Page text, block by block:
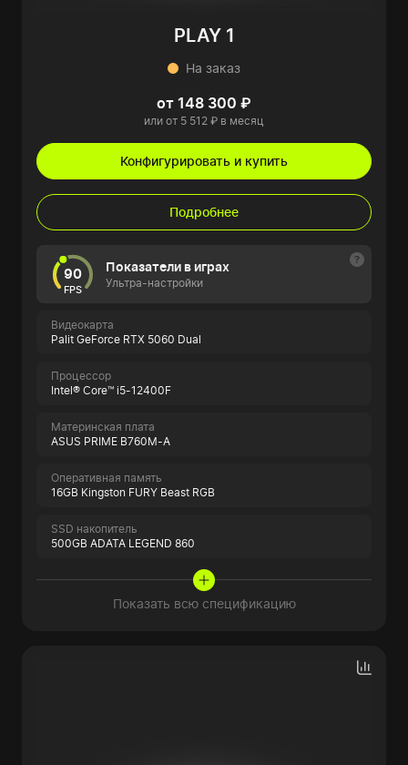
PLAY 1
На заказ
от 148 300 ₽
или от 5 512 ₽ в месяц
Конфигурировать и купить
Подробнее
90
FPS
Показатели в играх
Ультра-настройки
Видеокарта
Palit GeForce RTX 5060 Dual
Процессор
Intel® Core™ i5-12400F
Материнская плата
ASUS PRIME B760M-A
Оперативная память
16GB Kingston FURY Beast RGB
SSD накопитель
500GB ADATA LEGEND 860
Показать всю спецификацию